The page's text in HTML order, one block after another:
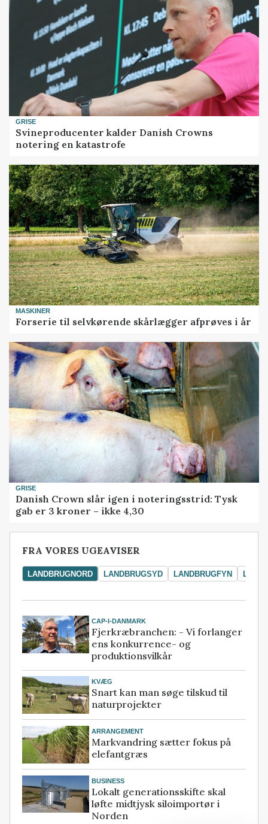
GRISE
Svineproducenter kalder Danish Crowns
notering en katastrofe
MASKINER
Forserie til selvkørende skårlægger afprøves i år
GRISE
Danish Crown slår igen i noteringsstrid: Tysk
gab er 3 kroner – ikke 4,30
FRA VORES UGEAVISER
LANDBRUGNORD LANDBRUGSYD LANDBRUGFYN
CAP-I-DANMARK
Fjerkræbranchen: - Vi forlanger
ens konkurrence- og
produktionsvilkår
KVÆG
Snart kan man søge tilskud til
naturprojekter
ARRANGEMENT
Markvandring sætter fokus på
elefantgræs
BUSINESS
Lokalt generationsskifte skal
løfte midtjysk siloimportør i
Norden